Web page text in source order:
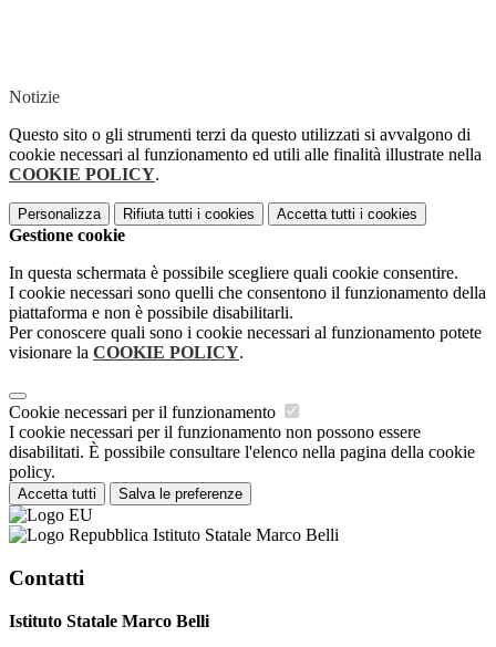
Notizie
Questo sito o gli strumenti terzi da questo utilizzati si avvalgono di
cookie necessari al funzionamento ed utili alle finalità illustrate nella
COOKIE POLICY.
Personalizza Rifiuta tutti i cookies Accetta tutti i cookies
Gestione cookie
In questa schermata è possibile scegliere quali cookie consentire.
I cookie necessari sono quelli che consentono il funzionamento della
piattaforma e non è possibile disabilitarli.
Per conoscere quali sono i cookie necessari al funzionamento potete
visionare la COOKIE POLICY.
Cookie necessari per il funzionamento
I cookie necessari per il funzionamento non possono essere
disabilitati. È possibile consultare l'elenco nella pagina della cookie
policy.
Accetta tutti Salva le preferenze
Istituto Statale Marco Belli
Contatti
Istituto Statale Marco Belli